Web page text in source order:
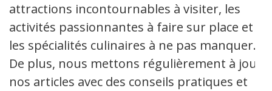
attractions incontournables à visiter, les
activités passionnantes à faire sur place et
les spécialités culinaires à ne pas manquer.
De plus, nous mettons régulièrement à jour
nos articles avec des conseils pratiques et